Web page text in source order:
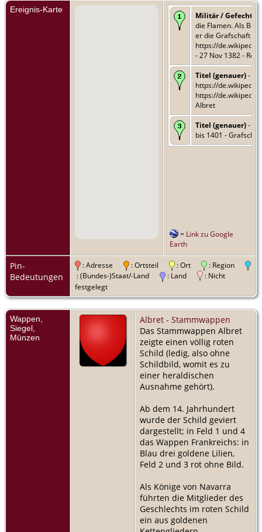
Ereignis-Karte
Militär / Gefecht
die Flamen. Als
er die Grafschaft
https://
- 27 Nov 1382 -
Titel (genauer)-
https://
https://
Albret
Titel (genauer)-
bis 1401 -
= Link zu Google
Earth
Pin-
Bedeutungen
: Adresse : Ortsteil : Ort
: Region
: (Bundes-)Staat/-Land
: Land
: Nicht
festgelegt
Wappen,
Siegel,
Münzen
Albret - Stammwappen
Das Stammwappen Albret
zeigte einen völlig roten
Schild (ledig, also ohne
Schildbild, womit es zu
einer heraldischen
Ausnahme gehört).
Ab dem 14. Jahrhundert
wurde der Schild geviert
dargestellt; in Feld 1 und 4
das Wappen Frankreichs: in
Blau drei goldene Lilien,
Feld 2 und 3 rot ohne Bild.
Als Könige von Navarra
führten die Mitglieder des
Geschlechts im roten Schild
ein aus goldenen